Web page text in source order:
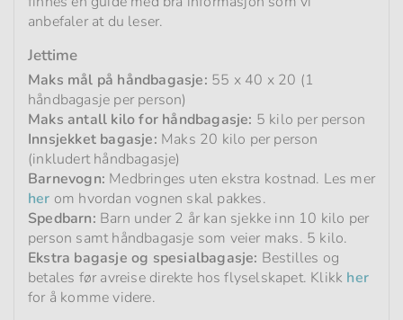
anbefaler at du leser.
Jettime
Maks mål på håndbagasje: 55 x 40 x 20 (1
håndbagasje per person)
Maks antall kilo for håndbagasje: 5 kilo per person
Innsjekket bagasje: Maks 20 kilo per person
(inkludert håndbagasje)
Barnevogn: Medbringes uten ekstra kostnad. Les mer
her om hvordan vognen skal pakkes.
Spedbarn: Barn under 2 år kan sjekke inn 10 kilo per
person samt håndbagasje som veier maks. 5 kilo.
Ekstra bagasje og spesialbagasje: Bestilles og
betales før avreise direkte hos flyselskapet. Klikk her
for å komme videre.